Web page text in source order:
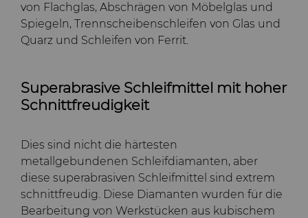
von Flachglas, Abschrägen von Möbelglas und
Spiegeln, Trennscheibenschleifen von Glas und
Quarz und Schleifen von Ferrit.
Superabrasive Schleifmittel mit hoher
Schnittfreudigkeit
Dies sind nicht die härtesten
metallgebundenen Schleifdiamanten, aber
diese superabrasiven Schleifmittel sind extrem
schnittfreudig. Diese Diamanten wurden für die
Bearbeitung von Werkstücken aus kubischem